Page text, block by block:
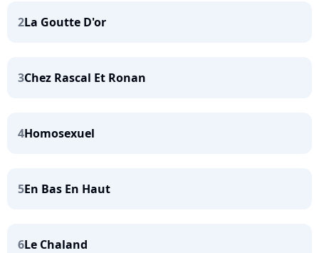
2La Goutte D'or
3Chez Rascal Et Ronan
4Homosexuel
5En Bas En Haut
6Le Chaland